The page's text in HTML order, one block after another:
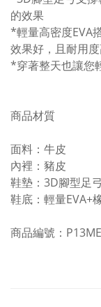
的效果
*輕量高密度EVA
效果好，且耐用
*穿著整天也讓您
商品材質
面料：牛皮
內裡：豬皮
鞋墊：3D腳型足
鞋底：輕量EVA+
商品編號：